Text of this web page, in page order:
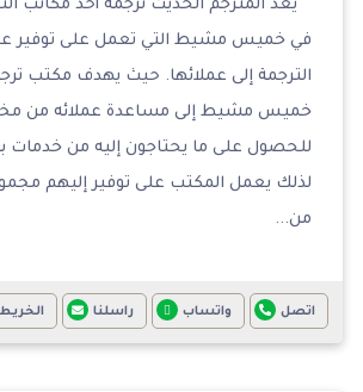
يعد المترجم الحديث ترجمه أحد مكاتب
في خميس مشيط التي تعمل على توفير
الترجمة إلى عملائها. حيث يهدف مكتب
خميس مشيط إلى مساعدة عملائه من
للحصول على ما يحتاجون إليه من خدمات
لذلك يعمل المكتب على توفير إليهم
من...
اتصل واتساب راسلنا